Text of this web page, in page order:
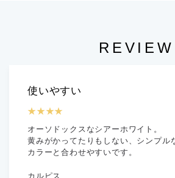
REVIEW
使いやすい
★★★★
オーソドックスなシアーホワイト。
黄みがかってたりもしない、シンプル
カラーと合わせやすいです。
カルピス